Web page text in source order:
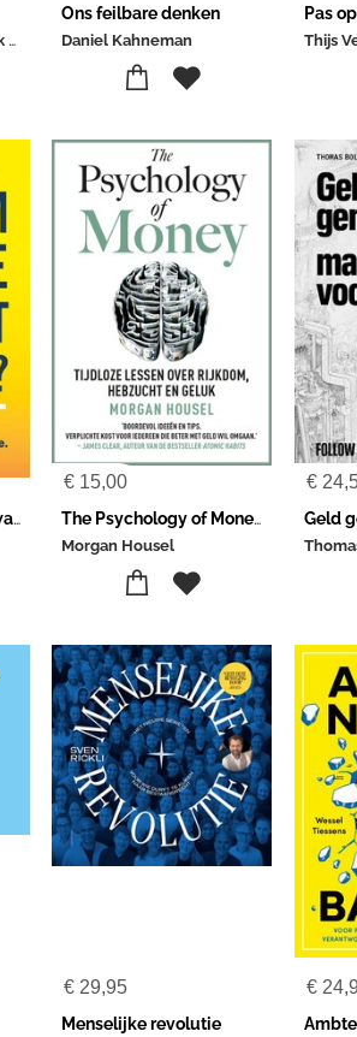
Hans van der Loo-Patrick Davidson
Ons feilbare denken
Daniel Kahneman Thijs
Waarom doen ze niet wat ik vraag
€ 15,00
The Psychology of Money
Morgan Housel
€
€ 29,95
Menselijke revolutie
€